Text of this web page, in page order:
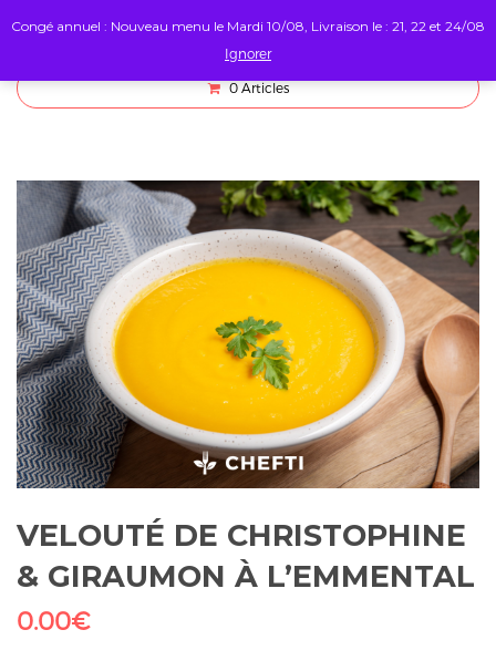
0 Articles
VELOUTÉ DE CHRISTOPHINE
& GIRAUMON À L’EMMENTAL
0.00€
Congé annuel : Nouveau menu le Mardi 10/08, Livraison le : 21, 22 et 24/08
Ignorer